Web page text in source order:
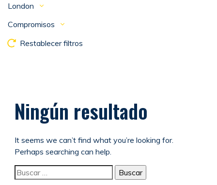
London
Compromisos
Restablecer filtros
Ningún resultado
It seems we can’t find what you’re looking for.
Perhaps searching can help.
Buscar: